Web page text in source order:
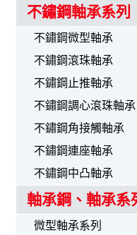
不鏽鋼軸承系列
不鏽鋼微型軸承
不鏽鋼滾珠軸承
不鏽鋼止推軸承
不鏽鋼調心滾珠軸承
不鏽鋼角接觸軸承
不鏽鋼連座軸承
不鏽鋼中凸軸承
軸承鋼、軸承系
微型軸承系列